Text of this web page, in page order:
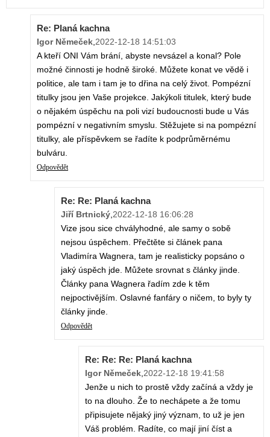
Re: Planá kachna
Igor Němeček 2022-12-18 14:51:03
A kteří ONI Vám brání, abyste nevsázel a konal? Pole
možné činnosti je hodně široké. Můžete konat ve vědě i
politice, ale tam i tam je to dřina na celý život. Pompézní
titulky jsou jen Vaše projekce. Jakýkoli titulek, který bude
o nějakém úspěchu na poli vizí budoucnosti bude u Vás
pompézní v negativním smyslu. Stěžujete si na pompézní
titulky, ale příspěvkem se řadíte k podprůměrnému
bulváru.
Odpovědět
Re: Re: Planá kachna
Jiří Brtnický 2022-12-18 16:06:28
Vize jsou sice chvályhodné, ale samy o sobě
nejsou úspěchem. Přečtěte si článek pana
Vladimíra Wagnera, tam je realisticky popsáno o
jaký úspěch jde. Můžete srovnat s články jinde.
Články pana Wagnera řadím zde k těm
nejpoctivějším. Oslavné fanfáry o ničem, to byly ty
články jinde.
Odpovědět
Re: Re: Re: Planá kachna
Igor Němeček 2022-12-18 19:41:58
Jenže u nich to prostě vždy začíná a vždy je
to na dlouho. Že to nechápete a že tomu
připisujete nějaký jiný význam, to už je jen
Váš problém. Radíte, co mají jiní číst a